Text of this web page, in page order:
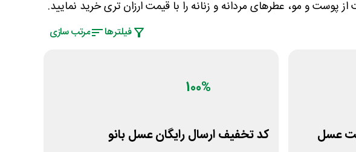
پوست و مو، عطرهای مردانه و زنانه را با قیمت ارزان تری خرید نمایید.
فیلتر‌ها مرتب سازی
عسل
100%
کد تخفیف ارسال رایگان عسل بانو